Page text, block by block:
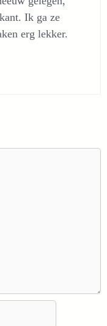
Ik ga ze
erg lekker.